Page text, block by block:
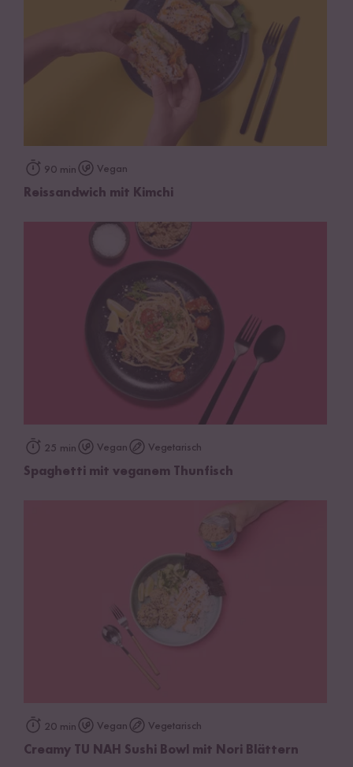
90 min Vegan
Reissandwich mit Kimchi
25 min Vegan Vegetarisch
Spaghetti mit veganem Thunfisch
20 min Vegan Vegetarisch
Creamy TU NAH Sushi Bowl mit Nori Blättern